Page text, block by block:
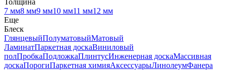
Толщина
7 мм8 мм9 мм10 мм11 мм12 мм
Еще
Блеск
ГлянцевыйПолуматовыйМатовый
ЛаминатПаркетная доскаВиниловый
полПробкаПодложкаПлинтусИнженерная доскаМассивная
доскаПорогиПаркетная химияАксессуарыЛинолеумФанера